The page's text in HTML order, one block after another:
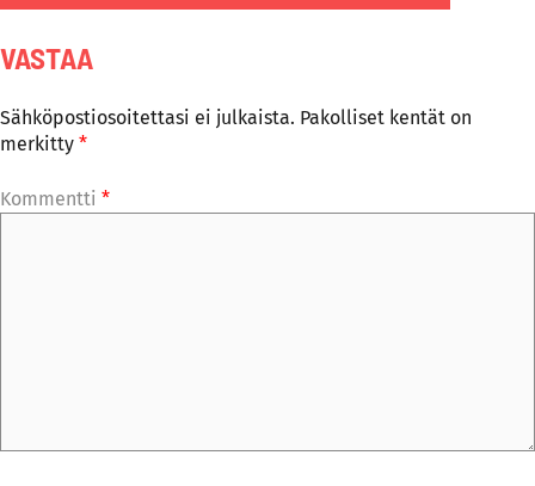
VASTAA
Sähköpostiosoitettasi ei julkaista. Pakolliset kentät on
merkitty *
Kommentti *